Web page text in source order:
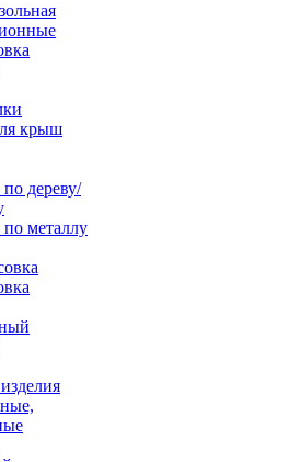
крыш
дереву/
металлу